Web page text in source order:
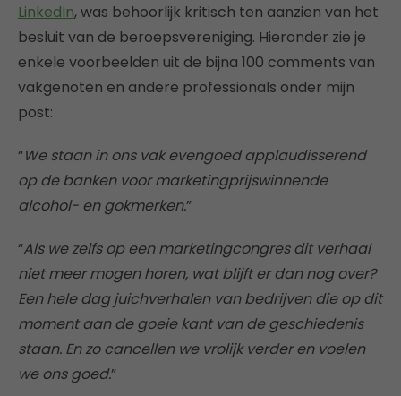
LinkedIn, was behoorlijk kritisch ten aanzien van het
besluit van de beroepsvereniging. Hieronder zie je
enkele voorbeelden uit de bijna 100 comments van
vakgenoten en andere professionals onder mijn
post:
“We staan in ons vak evengoed applaudisserend
op de banken voor marketingprijswinnende
alcohol- en gokmerken.”
“Als we zelfs op een marketingcongres dit verhaal
niet meer mogen horen, wat blijft er dan nog over?
Een hele dag juichverhalen van bedrijven die op dit
moment aan de goeie kant van de geschiedenis
staan. En zo cancellen we vrolijk verder en voelen
we ons goed.”